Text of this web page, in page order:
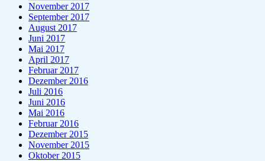
November 2017
September 2017
August 2017
Juni 2017
Mai 2017
April 2017
Februar 2017
Dezember 2016
Juli 2016
Juni 2016
Mai 2016
Februar 2016
Dezember 2015
November 2015
Oktober 2015